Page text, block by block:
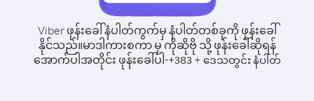
Viber ဖုန်းခေါ်နံပါတ်ကွက်မှ နံပါတ်တစ်ခုကို ဖုန်းခေါ်
နိုင်သည်။မာဒါကားစကာ မှ ကိုဆိုဗို သို့ ဖုန်းခေါ်ဆိုရန်
အောက်ပါအတိုင်း ဖုန်းခေါ်ပါ-+383+ ဒေသတွင်း နံပါတ်